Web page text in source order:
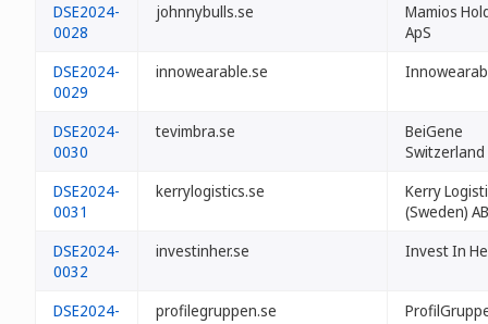
DSE2024-
0028
johnnybulls.se
Mamios
ApS
DSE2024-
0029
innowearable.se
DSE2024-
0030
tevimbra.se
BeiGene
Switzerland
DSE2024-
0031
kerrylogistics.se
Kerry
(Sweden) AB
DSE2024-
0032
investinher.se Invest In
DSE2024-
profilegruppen.se